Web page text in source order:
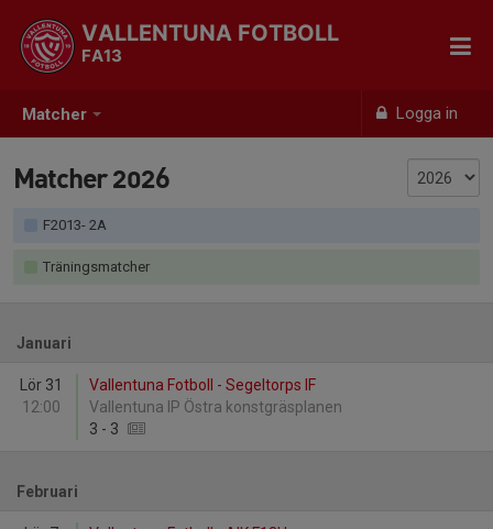
Matcher Logga in
VALLENTUNA FOTBOLL
FA13
Matcher 2026
F2013- 2A
Träningsmatcher
Januari
Lör 31
12:00
Vallentuna Fotboll - Segeltorps IF
Vallentuna IP Östra konstgräsplanen
3 - 3
Februari